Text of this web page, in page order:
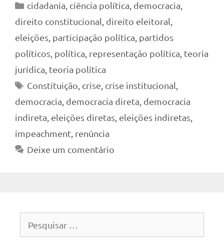
Categorias
cidadania, ciência política, democracia,
direito constitucional, direito eleitoral,
eleições, participação política, partidos
políticos, política, representação política, teoria
jurídica, teoria política
Tags
Constituição, crise, crise institucional,
democracia, democracia direta, democracia
indireta, eleições diretas, eleições indiretas,
impeachment, renúncia
Deixe um comentário
por: